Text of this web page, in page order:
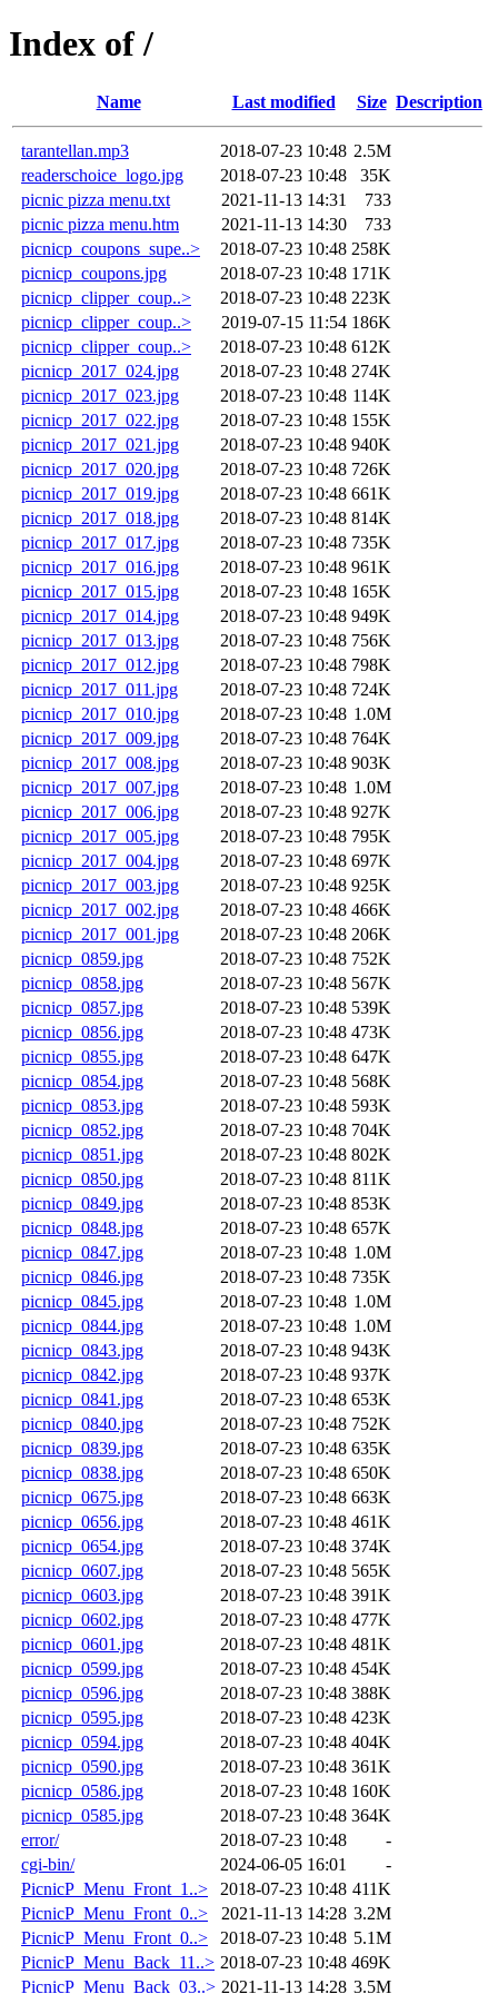
Index of /
Name Last modified Size Description
tarantellan.mp3 2018-07-23 10:48 2.5M
readerschoice_logo.jpg
2018-07-23 10:48
35K
picnic pizza menu.txt
2021-11-13 14:31
733
picnic pizza menu.htm
2021-11-13 14:30
733
picnicp_coupons_supe..>
2018-07-23 10:48 258K
picnicp_coupons.jpg
2018-07-23 10:48 171K
picnicp_clipper_coup..>
2018-07-23 10:48 223K
picnicp_clipper_coup..>
2019-07-15 11:54 186K
picnicp_clipper_coup..>
2018-07-23 10:48 612K
picnicp_2017_024.jpg
2018-07-23 10:48 274K
picnicp_2017_023.jpg
2018-07-23 10:48 114K
picnicp_2017_022.jpg
2018-07-23 10:48 155K
picnicp_2017_021.jpg
2018-07-23 10:48 940K
picnicp_2017_020.jpg
2018-07-23 10:48 726K
picnicp_2017_019.jpg
2018-07-23 10:48 661K
picnicp_2017_018.jpg
2018-07-23 10:48 814K
picnicp_2017_017.jpg
2018-07-23 10:48 735K
picnicp_2017_016.jpg
2018-07-23 10:48 961K
picnicp_2017_015.jpg
2018-07-23 10:48 165K
picnicp_2017_014.jpg
2018-07-23 10:48 949K
picnicp_2017_013.jpg
2018-07-23 10:48 756K
picnicp_2017_012.jpg
2018-07-23 10:48 798K
picnicp_2017_011.jpg
2018-07-23 10:48 724K
picnicp_2017_010.jpg
2018-07-23 10:48 1.0M
picnicp_2017_009.jpg
2018-07-23 10:48 764K
picnicp_2017_008.jpg
2018-07-23 10:48 903K
picnicp_2017_007.jpg
2018-07-23 10:48 1.0M
picnicp_2017_006.jpg
2018-07-23 10:48 927K
picnicp_2017_005.jpg
2018-07-23 10:48 795K
picnicp_2017_004.jpg
2018-07-23 10:48 697K
picnicp_2017_003.jpg
2018-07-23 10:48 925K
picnicp_2017_002.jpg
2018-07-23 10:48 466K
picnicp_2017_001.jpg
2018-07-23 10:48 206K
picnicp_0859.jpg
2018-07-23 10:48 752K
picnicp_0858.jpg
2018-07-23 10:48 567K
picnicp_0857.jpg
2018-07-23 10:48 539K
picnicp_0856.jpg
2018-07-23 10:48 473K
picnicp_0855.jpg
2018-07-23 10:48 647K
picnicp_0854.jpg
2018-07-23 10:48 568K
picnicp_0853.jpg
2018-07-23 10:48 593K
picnicp_0852.jpg
2018-07-23 10:48 704K
picnicp_0851.jpg
2018-07-23 10:48 802K
picnicp_0850.jpg
2018-07-23 10:48 811K
picnicp_0849.jpg
2018-07-23 10:48 853K
picnicp_0848.jpg
2018-07-23 10:48 657K
picnicp_0847.jpg
2018-07-23 10:48 1.0M
picnicp_0846.jpg
2018-07-23 10:48 735K
picnicp_0845.jpg
2018-07-23 10:48 1.0M
picnicp_0844.jpg
2018-07-23 10:48 1.0M
picnicp_0843.jpg
2018-07-23 10:48 943K
picnicp_0842.jpg
2018-07-23 10:48 937K
picnicp_0841.jpg
2018-07-23 10:48 653K
picnicp_0840.jpg
2018-07-23 10:48 752K
picnicp_0839.jpg
2018-07-23 10:48 635K
picnicp_0838.jpg
2018-07-23 10:48 650K
picnicp_0675.jpg
2018-07-23 10:48 663K
picnicp_0656.jpg
2018-07-23 10:48 461K
picnicp_0654.jpg
2018-07-23 10:48 374K
picnicp_0607.jpg
2018-07-23 10:48 565K
picnicp_0603.jpg
2018-07-23 10:48 391K
picnicp_0602.jpg
2018-07-23 10:48 477K
picnicp_0601.jpg
2018-07-23 10:48 481K
picnicp_0599.jpg
2018-07-23 10:48 454K
picnicp_0596.jpg
2018-07-23 10:48 388K
picnicp_0595.jpg
2018-07-23 10:48 423K
picnicp_0594.jpg
2018-07-23 10:48 404K
picnicp_0590.jpg
2018-07-23 10:48 361K
picnicp_0586.jpg
2018-07-23 10:48 160K
picnicp_0585.jpg
2018-07-23 10:48 364K
error/
2018-07-23 10:48
-
cgi-bin/
2024-06-05 16:01
-
PicnicP_Menu_Front_1..>
2018-07-23 10:48 411K
PicnicP_Menu_Front_0..>
2021-11-13 14:28 3.2M
PicnicP_Menu_Front_0..>
2018-07-23 10:48 5.1M
PicnicP_Menu_Back_11..> 2018-07-23 10:48 469K
PicnicP_Menu_Back_03..> 2021-11-13 14:28 3.5M